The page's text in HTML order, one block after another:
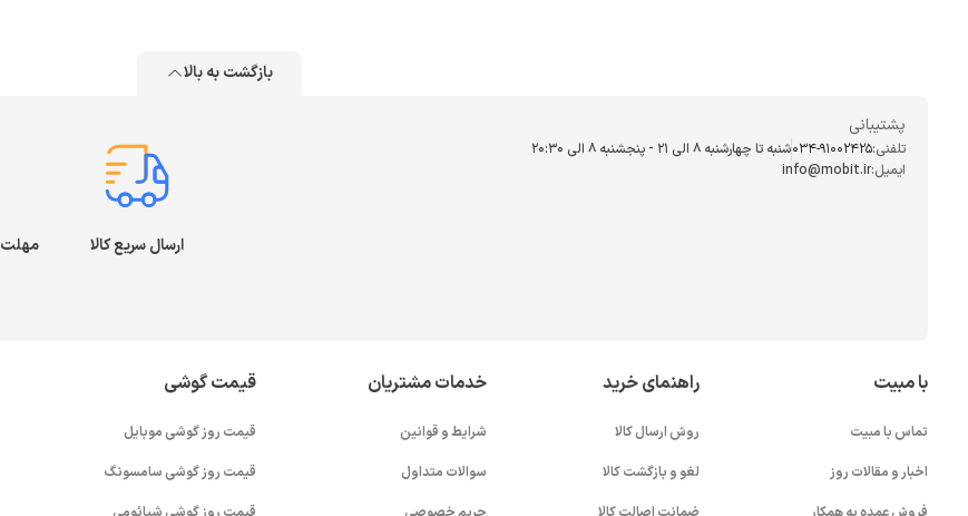
بازگشت به بالا
پشتیبانی
تلفنی:034-91002425شنبه تا چهارشنبه ۸ الی ۲۱ - پنجشنبه 8 الی ۲۰:۳۰
ایمیل:info@mobit.ir
ارسال سریع کالا مهلت ۷ روز بازگشت کالا
با مبیت
تماس با مبیت
اخبار و مقالات روز
راهنمای خرید
روش ارسال کالا
لغو و بازگشت کالا
خدمات مشتریان
شرایط و قوانین
سوالات متداول
قیمت گوشی
قیمت روز گوشی موبایل
قیمت روز گوشی سامسونگ